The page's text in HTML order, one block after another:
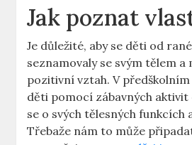
Jak poznat
Je důležité, aby se děti od
seznamovaly ‌se svým tělem a
pozitivní vztah. ‍V předškolním‍
děti pomocí​ zábavných
se⁢ o svých tělesných funkcích
Třebaže nám to může